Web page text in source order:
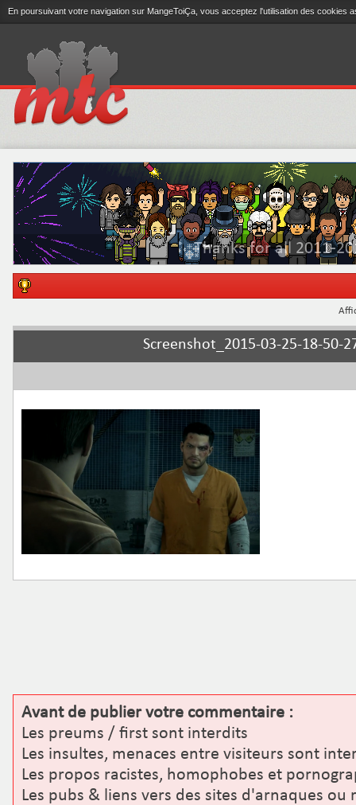
En poursuivant votre navigation sur MangeToiÇa, vous acceptez l'utilisation des cookies
Thanks for all 2011-
Screenshot_2015-03-25-18-50-
Avant de publier votre commentaire :
Les preums / first sont interdits
Les insultes, menaces entre visiteurs sont
Les propos racistes, homophobes et
Les pubs & liens vers des sites d'arnaques